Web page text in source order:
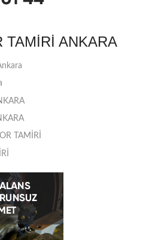
TAMIRI ANKARA
TAMİRİ